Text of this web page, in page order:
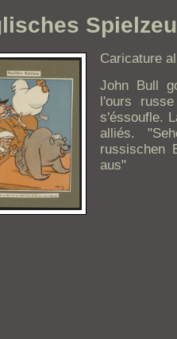
Caricature
John Bull
l'ours
s'éssoufle.
alliés.
russischen
aus"